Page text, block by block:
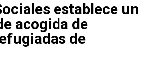
establece un
acogida de
de